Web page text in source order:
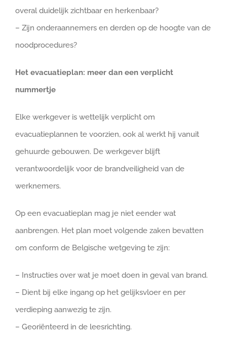
overal duidelijk zichtbaar en herkenbaar?
– Zijn onderaannemers en derden op de hoogte van de
noodprocedures?
Het evacuatieplan: meer dan een verplicht
nummertje
Elke werkgever is wettelijk verplicht om
evacuatieplannen te voorzien, ook al werkt hij vanuit
gehuurde gebouwen. De werkgever blijft
verantwoordelijk voor de brandveiligheid van de
werknemers.
Op een evacuatieplan mag je niet eender wat
aanbrengen. Het plan moet volgende zaken bevatten
om conform de Belgische wetgeving te zijn:
– Instructies over wat je moet doen in geval van brand.
– Dient bij elke ingang op het gelijksvloer en per
verdieping aanwezig te zijn.
– Georiënteerd in de leesrichting.